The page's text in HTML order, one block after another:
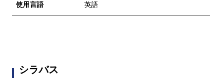
使用言語 英語
シラバス